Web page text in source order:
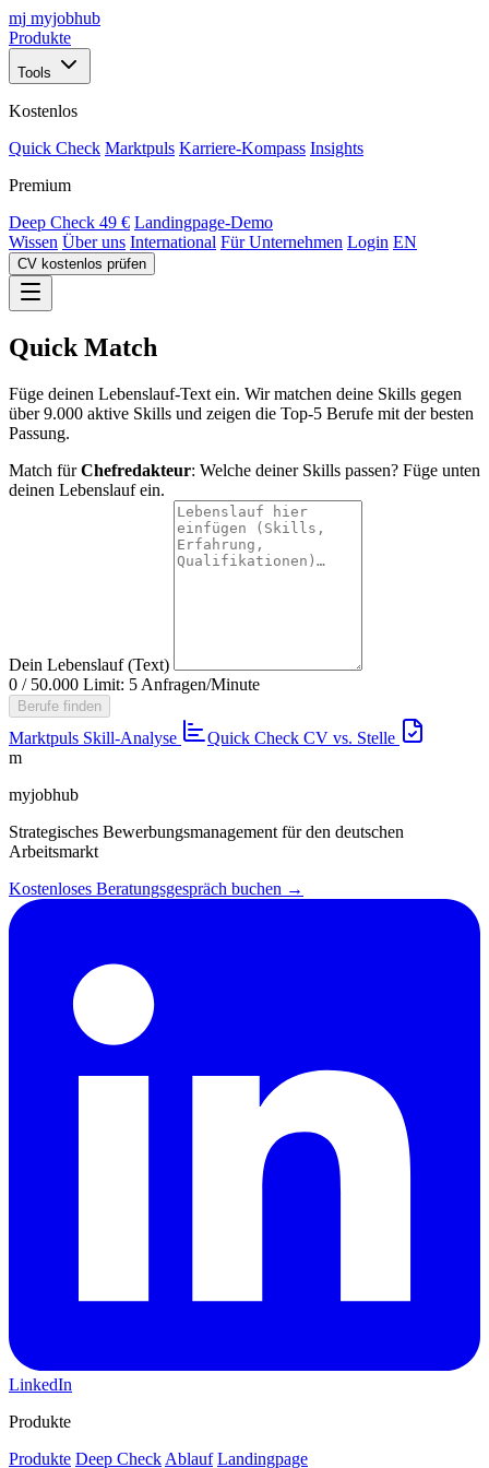
mj myjobhub
Produkte
Tools
Kostenlos
Quick Check Marktpuls Karriere-Kompass Insights
Premium
Deep Check 49 € Landingpage-Demo
Wissen Über uns International Für Unternehmen Login EN
CV kostenlos prüfen
Quick Match
Füge deinen Lebenslauf-Text ein. Wir matchen deine Skills gegen
über 9.000 aktive Skills und zeigen die Top-5 Berufe mit der besten
Passung.
Match fürChefredakteur: Welche deiner Skills passen? Füge unten
deinen Lebenslauf ein.
Dein Lebenslauf (Text)
0 / 50.000 Limit: 5 Anfragen/Minute
Berufe finden
Marktpuls Skill-Analyse Quick Check CV vs. Stelle
m
myjobhub
Strategisches Bewerbungsmanagement für den deutschen
Arbeitsmarkt
Kostenloses Beratungsgespräch buchen →
LinkedIn
Produkte
Produkte Deep Check Ablauf Landingpage